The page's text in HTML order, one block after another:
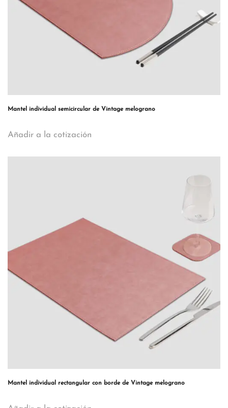
Mantel individual semicircular de Vintage melograno
Añadir a la cotización
Mantel individual rectangular con borde de Vintage melograno